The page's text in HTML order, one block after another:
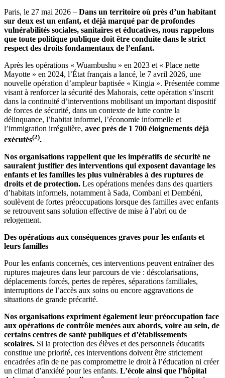
Paris, le 27 mai 2026 – Dans un territoire où près d’un habitant
sur deux est un enfant, et déjà marqué par de profondes
vulnérabilités sociales, sanitaires et éducatives, nous rappelons
que toute politique publique doit être conduite dans le strict
respect des droits fondamentaux de l’enfant.
Après les opérations « Wuambushu » en 2023 et « Place nette
Mayotte » en 2024, l’État français a lancé, le 7 avril 2026, une
nouvelle opération d’ampleur baptisée « Kingia ». Présentée comme
visant à renforcer la sécurité des Mahorais, cette opération s’inscrit
dans la continuité d’interventions mobilisant un important dispositif
de forces de sécurité, dans un contexte de lutte contre la
délinquance, l’habitat informel, l’économie informelle et
l’immigration irrégulière, avec près de 1 700 éloignements déjà
exécutés(2).
Nos organisations rappellent que les impératifs de sécurité ne
sauraient justifier des interventions qui exposent davantage les
enfants et les familles les plus vulnérables à des ruptures de
droits et de protection. Les opérations menées dans des quartiers
d’habitats informels, notamment à Sada, Combani et Dembéni,
soulèvent de fortes préoccupations lorsque des familles avec enfants
se retrouvent sans solution effective de mise à l’abri ou de
relogement.
Des opérations aux conséquences graves pour les enfants et
leurs familles
Pour les enfants concernés, ces interventions peuvent entraîner des
ruptures majeures dans leur parcours de vie : déscolarisations,
déplacements forcés, pertes de repères, séparations familiales,
interruptions de l’accès aux soins ou encore aggravations de
situations de grande précarité.
Nos organisations expriment également leur préoccupation face
aux opérations de contrôle menées aux abords, voire au sein, de
certains centres de santé publiques et d’établissements
scolaires. Si la protection des élèves et des personnels éducatifs
constitue une priorité, ces interventions doivent être strictement
encadrées afin de ne pas compromettre le droit à l’éducation ni créer
un climat d’anxiété pour les enfants. L’école ainsi que l’hôpital